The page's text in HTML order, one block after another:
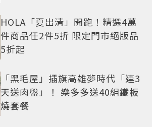
HOLA「夏出清」開跑！精選4萬
件商品任2件5折 限定門市絕版品
5折起
「黑毛屋」插旗高雄夢時代「連3
天送肉盤」！ 樂多多送40組鐵板
燒套餐